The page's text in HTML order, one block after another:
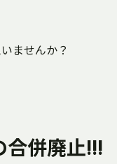
ませんか？
合併廃止!!!